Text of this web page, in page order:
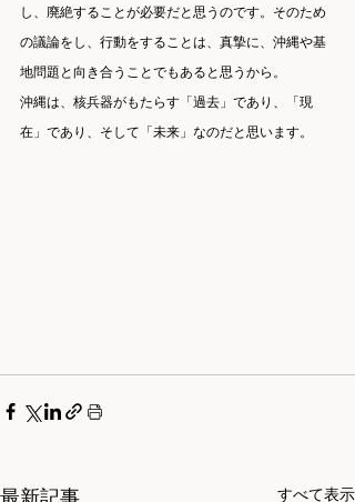
し、廃絶することが必要だと思うのです。そのため
の議論をし、行動をすることは、真摯に、沖縄や基
地問題と向き合うことでもあると思うから。
沖縄は、核兵器がもたらす「過去」であり、「現
在」であり、そして「未来」なのだと思います。
最新記事 すべて表示